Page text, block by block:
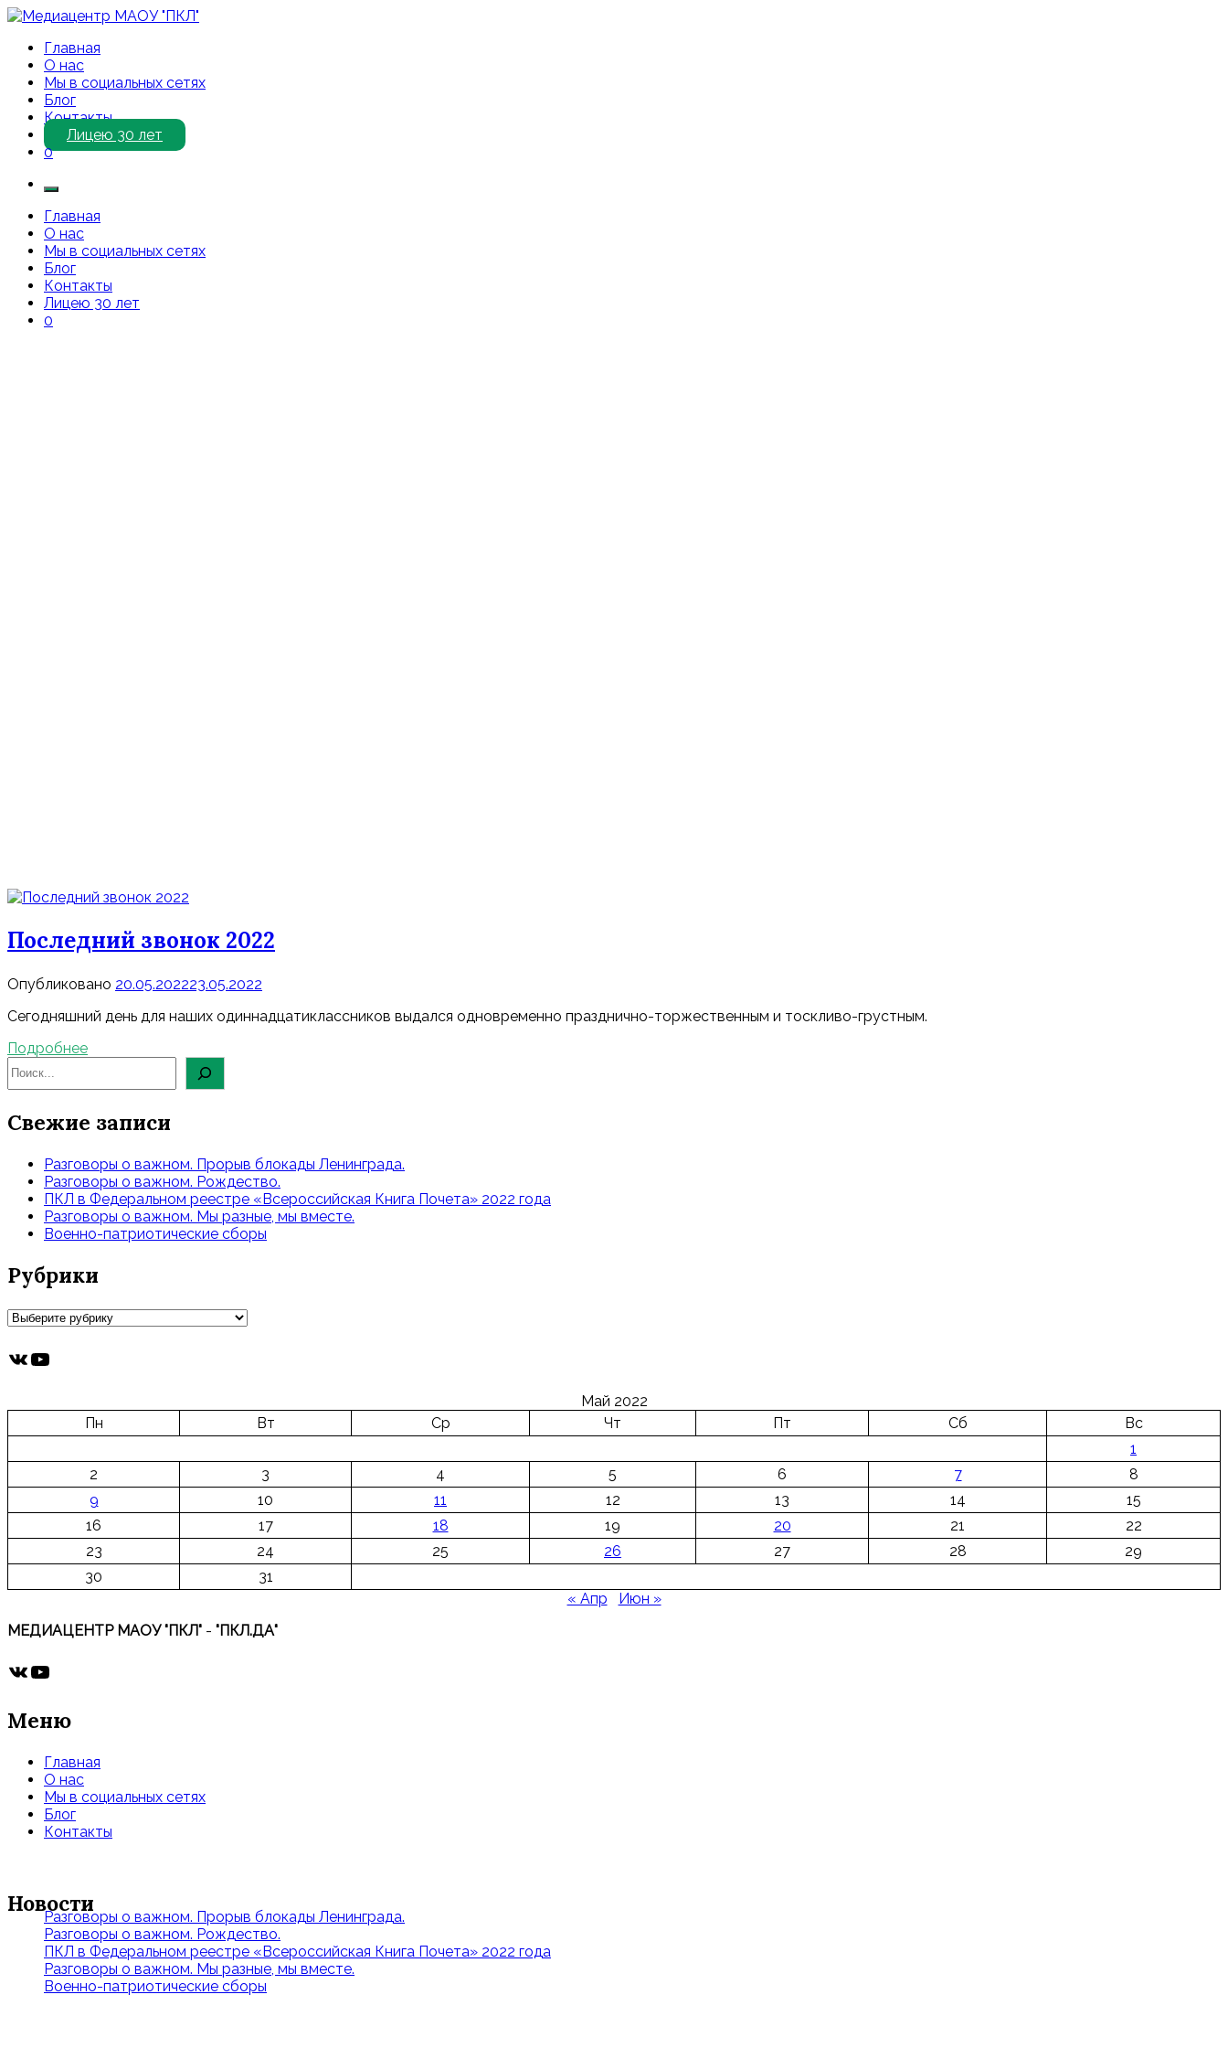
Перейти
содержимому
Медиацентр МАОУ "ПКЛ"
Приветствуем Вас на нашем сайте!
Главная
О нас
Мы в социальных сетях
Блог
Контакты
Лицею 30 лет
0
Главная
О нас
Мы в социальных сетях
Блог
Контакты
Лицею 30 лет
0
Последний звонок 2022
Опубликовано 20.05.202223.05.2022
Сегодняшний день для наших одиннадцатиклассников выдался одновременно празднично-торжественным и тоскливо-грустным.
Подробнее
Свежие записи
Разговоры о важном. Прорыв блокады Ленинграда.
Разговоры о важном. Рождество.
ПКЛ в Федеральном реестре «Всероссийская Книга Почета» 2022 года
Разговоры о важном. Мы разные, мы вместе.
Военно-патриотические сборы
Рубрики
Рубрики
ВКонтакте
YouTube
Май 2022
Пн
Вт Ср Чт Пт Сб
Вс
1
2
3 4 5 6 7
8
9
10 11 12 13 14
15
16
17 18 19 20 21
22
23
24 25 26 27 28
29
30
31
« Апр
Июн »
МЕДИАЦЕНТР МАОУ "ПКЛ" - "ПКЛ.ДА"
ВКонтакте
YouTube
Меню
Главная
О нас
Мы в социальных сетях
Блог
Контакты
Новости
Разговоры о важном. Прорыв блокады Ленинграда.
Разговоры о важном. Рождество.
ПКЛ в Федеральном реестре «Всероссийская Книга Почета» 2022 года
Разговоры о важном. Мы разные, мы вместе.
Военно-патриотические сборы